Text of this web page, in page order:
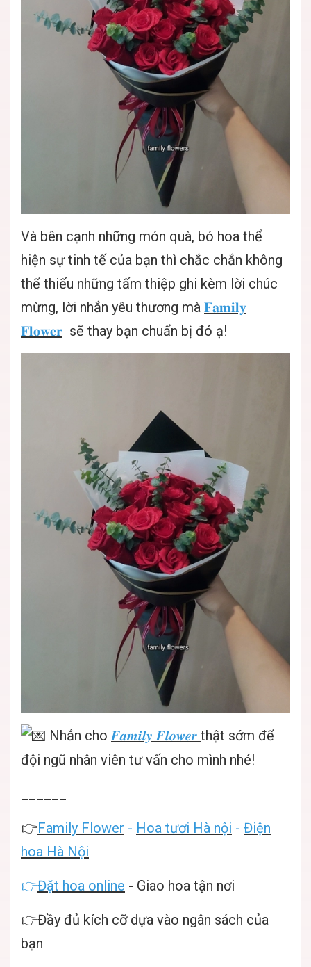
Và bên cạnh những món quà, bó hoa thể
hiện sự tinh tế của bạn thì chắc chắn không
thể thiếu những tấm thiệp ghi kèm lời chúc
mừng, lời nhắn yêu thương mà 𝐅𝐚𝐦𝐢𝐥𝐲
𝐅𝐥𝐨𝐰𝐞𝐫 sẽ thay bạn chuẩn bị đó ạ!
Nhắn cho 𝑭𝒂𝒎𝒊𝒍𝒚 𝑭𝒍𝒐𝒘𝒆𝒓 thật sớm để
đội ngũ nhân viên tư vấn cho mình nhé!
👉Family Flower - Hoa tươi Hà nội - Điện
hoa Hà Nội
👉Đặt hoa online - Giao hoa tận nơi
👉Đầy đủ kích cỡ dựa vào ngân sách của
bạn